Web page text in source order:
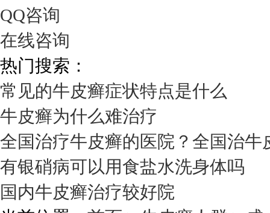
QQ咨询
在线咨询
热门搜索：
常见的牛皮癣症状特点是什么
牛皮癣为什么难治疗
全国治疗牛皮癣的医院？全国治牛
有银硝病可以用食盐水洗身体吗
国内牛皮癣治疗较好院